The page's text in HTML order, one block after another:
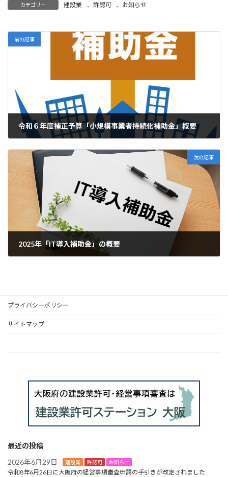
カテゴリー 建設業 、 許認可 、 お知らせ
前の記事
令和６年度補正予算「小規模事業者持続化補助金」概要
次の記事
2025年「IT導入補助金」の概要
プライバシーポリシー
サイトマップ
最近の投稿
2026年6月29日
建設業 許認可 お知らせ
令和8年6月26日に大阪府の経営事項審査申請の手引きが改定されました